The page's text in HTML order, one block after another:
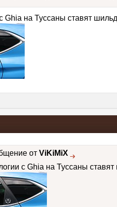
Ghia на Туссаны ставят
от ViKiMiX
с Ghia на Туссаны